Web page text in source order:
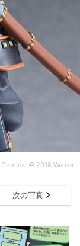
© 2018 Warner
次の写真